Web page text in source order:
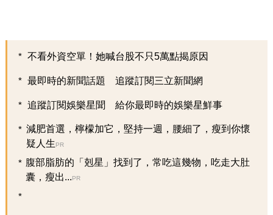
不看外資空單！她喊台股不只5萬點揭原因
最即時的新聞話題 追蹤訂閱三立新聞網
追蹤訂閱娛樂星聞 給你最即時的娛樂星鮮事
減肥首選，檸檬加它，堅持一週，腰細了，瘦到你懷
疑人生PR
腹部脂肪的「剋星」找到了，常吃這幾物，吃走大肚
囊，瘦出...PR